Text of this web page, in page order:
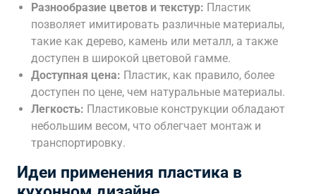
Разнообразие цветов и текстур: Пластик
позволяет имитировать различные материалы,
такие как дерево, камень или металл, а также
доступен в широкой цветовой гамме.
Доступная цена: Пластик, как правило, более
доступен по цене, чем натуральные материалы.
Легкость: Пластиковые конструкции обладают
небольшим весом, что облегчает монтаж и
транспортировку.
Идеи применения пластика в